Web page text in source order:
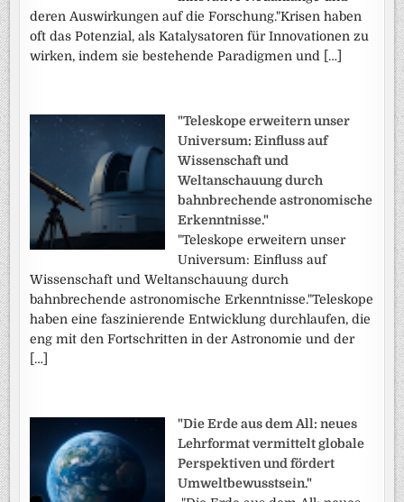
deren Auswirkungen auf die Forschung."Krisen haben
oft das Potenzial, als Katalysatoren für Innovationen zu
wirken, indem sie bestehende Paradigmen und […]
"Teleskope erweitern unser
Universum: Einfluss auf
Wissenschaft und
Weltanschauung durch
bahnbrechende astronomische
Erkenntnisse."
"Teleskope erweitern unser
Universum: Einfluss auf
Wissenschaft und Weltanschauung durch
bahnbrechende astronomische Erkenntnisse."Teleskope
haben eine faszinierende Entwicklung durchlaufen, die
eng mit den Fortschritten in der Astronomie und der
[…]
"Die Erde aus dem All: neues
Lehrformat vermittelt globale
Perspektiven und fördert
Umweltbewusstsein."